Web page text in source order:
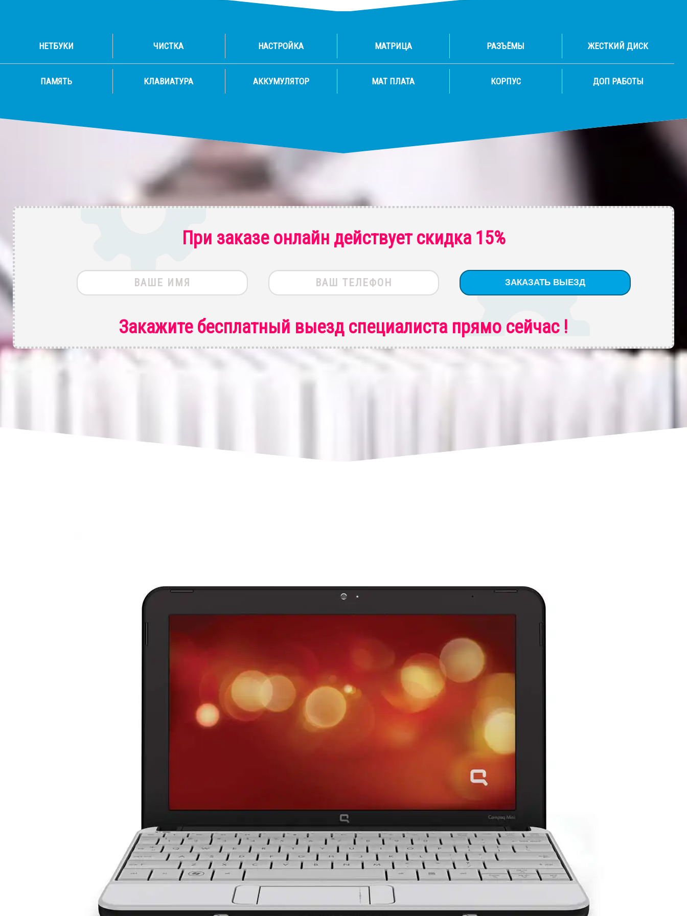
НЕТБУКИ ЧИСТКА НАСТРОЙКА МАТРИЦА РАЗЪЁМЫ ЖЕСТКИЙ ДИСК
ПАМЯТЬ КЛАВИАТУРА АККУМУЛЯТОР МАТ ПЛАТА КОРПУС ДОП РАБОТЫ
При заказе онлайн действует скидка 15%
Закажите бесплатный выезд специалиста прямо сейчас !